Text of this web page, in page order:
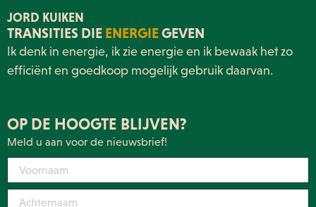
JORD KUIKEN
TRANSITIES DIE ENERGIEGEVEN
Ik denk in energie, ik zie energie en ik bewaak het zo
efficiënt en goedkoop mogelijk gebruik daarvan.
OP DE HOOGTE BLIJVEN?
Meld u aan voor de nieuwsbrief!